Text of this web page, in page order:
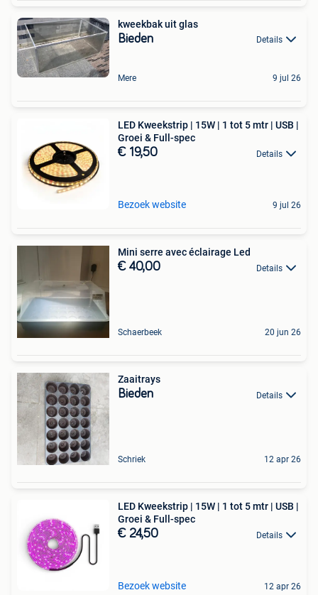
kweekbak uit glas
Bieden Details
Mere 9 jul 26
LED Kweekstrip | 15W | 1 tot 5 mtr | USB |
Groei & Full-spec
€ 19,50 Details
Bezoek website 9 jul 26
Mini serre avec éclairage Led
€ 40,00 Details
Schaerbeek 20 jun 26
Zaaitrays
Bieden Details
Schriek 12 apr 26
LED Kweekstrip | 15W | 1 tot 5 mtr | USB |
Groei & Full-spec
€ 24,50 Details
Bezoek website 12 apr 26